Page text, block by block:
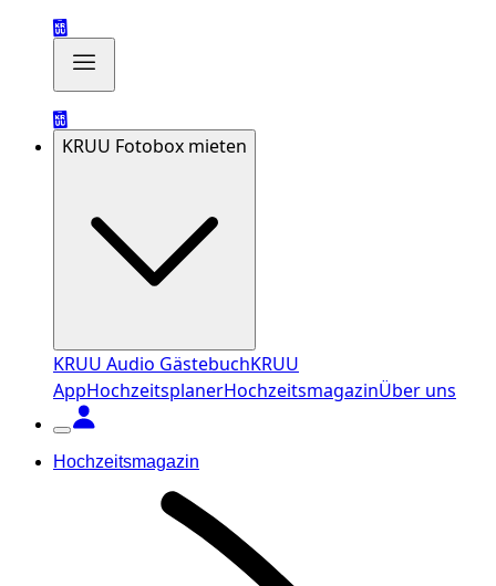
KRUU Fotobox mieten
KRUU Audio GästebuchKRUU
AppHochzeitsplanerHochzeitsmagazinÜber uns
Hochzeitsmagazin